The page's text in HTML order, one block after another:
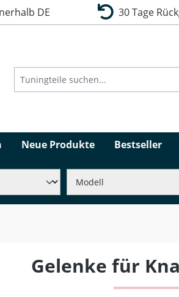
DE 30 Tage
Neue Produkte Bestseller
Gelenke für